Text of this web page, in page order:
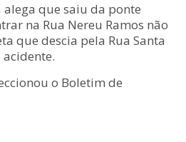
que saiu da ponte
na Rua Nereu Ramos não
que descia pela Rua Santa
o Boletim de